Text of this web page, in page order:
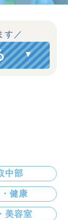
す／
中部
健康
美容室